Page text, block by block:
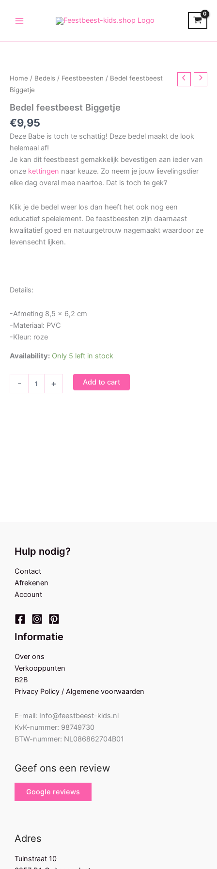
Home / Bedels / Feestbeesten / Bedel feestbeest
Biggetje
Bedel feestbeest Biggetje
€9,95
Deze Babe is toch te schattig! Deze bedel maakt de look
helemaal af!
Je kan dit feestbeest gemakkelijk bevestigen aan ieder van
onze kettingen naar keuze. Zo neem je jouw lievelingsdier
elke dag overal mee naartoe. Dat is toch te gek?
Klik je de bedel weer los dan heeft het ook nog een
educatief spelelement. De feestbeesten zijn daarnaast
kwalitatief goed en natuurgetrouw nagemaakt waardoor ze
levensecht lijken.
Details:
-Afmeting 8,5 x 6,2 cm
-Materiaal: PVC
-Kleur: roze
Availability: Only 5 left in stock
-
feestbeest
+ Add to cart
Hulp nodig?
Contact
Afrekenen
Account
Informatie
Over ons
Verkooppunten
B2B
Privacy Policy / Algemene voorwaarden
E-mail: Info@feestbeest-kids.nl
KvK-nummer: 98749730
BTW-nummer: NL086862704B01
Geef ons een review
Google reviews
Adres
Tuinstraat 10